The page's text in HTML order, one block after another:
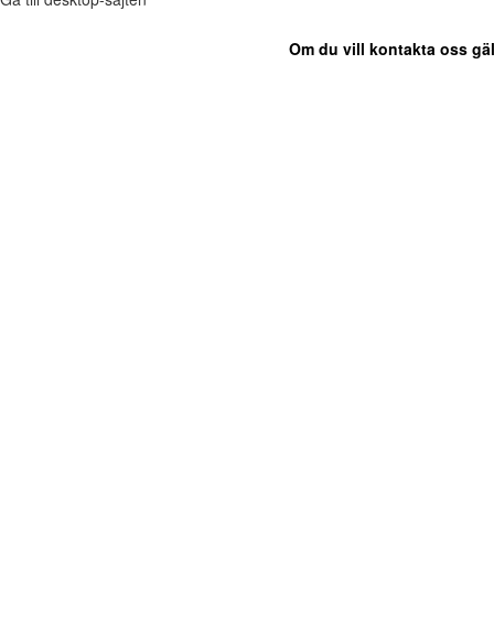
Om du vill kontakta oss